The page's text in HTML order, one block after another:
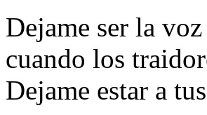
Dejame ser la
cuando los
Dejame estar a